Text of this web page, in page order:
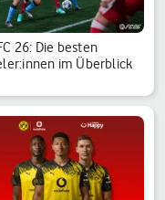
26: Die besten
im Überblick